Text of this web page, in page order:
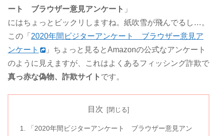
ート ブラウザー意見アンケート 」
にはちょっとビックリしますね。紙吹雪が飛んでるし…。
この「 2020年間ビジターアンケート ブラウザー意見ア
ンケート
」ちょっと見るとAmazonの公式なアンケート
のように見えますが、これはよくあるフィッシング詐欺で
真っ赤な偽物、詐欺サイト です。
目次
「2020年間ビジターアンケート ブラウザー意見アン